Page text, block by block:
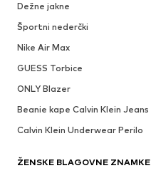
Dežne jakne
Športni nederčki
Nike Air Max
GUESS Torbice
ONLY Blazer
Beanie kape Calvin Klein Jeans
Calvin Klein Underwear Perilo
ŽENSKE BLAGOVNE ZNAMKE